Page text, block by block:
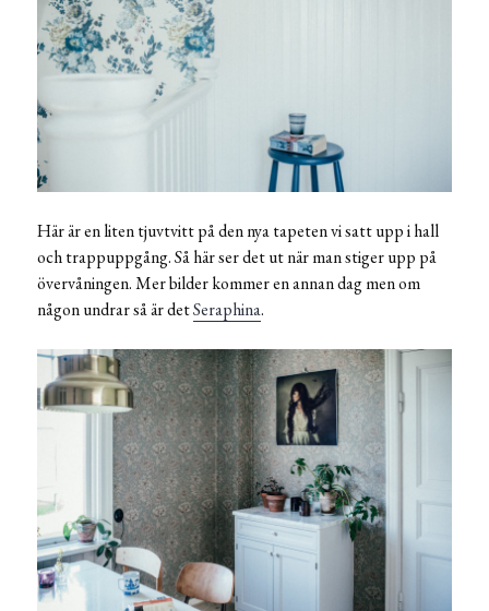
Här är en liten tjuvtvitt på den nya tapeten vi satt upp i hall
och trappuppgång. Så här ser det ut när man stiger upp på
övervåningen. Mer bilder kommer en annan dag men om
någon undrar så är detSeraphina.